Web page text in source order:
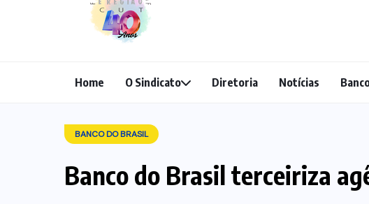
Home O Sindicato Diretoria Notícias
BANCO DO BRASIL
Banco do Brasil terceiriza